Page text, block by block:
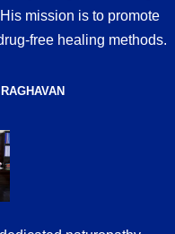
mission is to promote
free healing methods.